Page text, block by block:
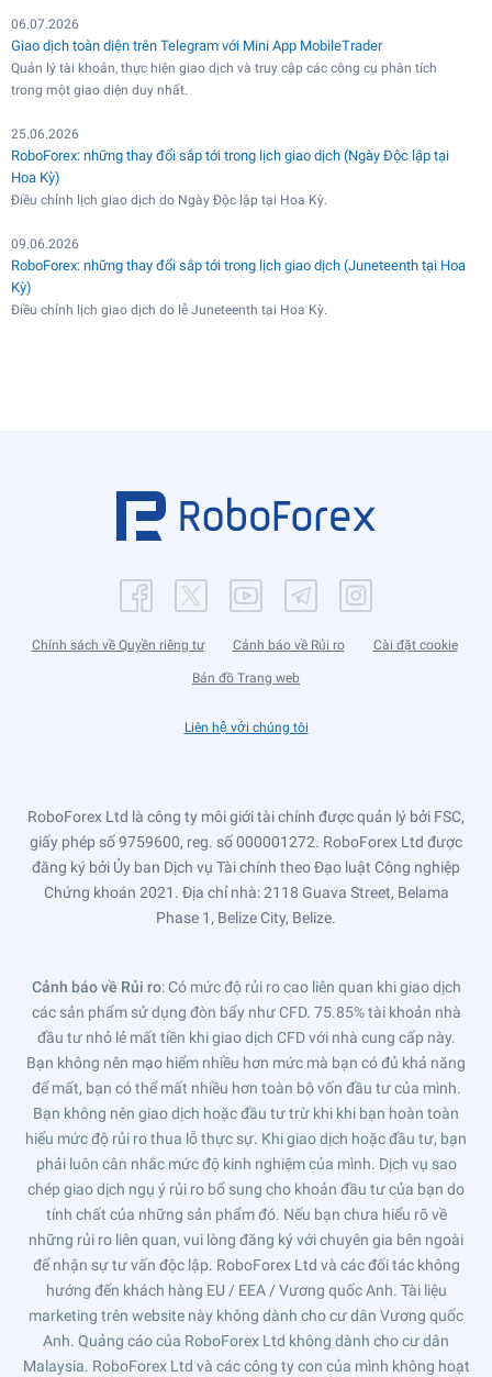
06.07.2026
Giao dịch toàn diện trên Telegram với Mini App MobileTrader
Quản lý tài khoản, thực hiện giao dịch và truy cập các công cụ phân tích
trong một giao diện duy nhất.
25.06.2026
RoboForex: những thay đổi sắp tới trong lịch giao dịch (Ngày Độc lập tại
Hoa Kỳ)
Điều chỉnh lịch giao dịch do Ngày Độc lập tại Hoa Kỳ.
09.06.2026
RoboForex: những thay đổi sắp tới trong lịch giao dịch (Juneteenth tại Hoa
Kỳ)
Điều chỉnh lịch giao dịch do lễ Juneteenth tại Hoa Kỳ.
Chính sách về Quyền riêng tư Cảnh báo về Rủi ro Cài đặt cookie
Bản đồ Trang web
Liên hệ với chúng tôi
RoboForex Ltd là công ty môi giới tài chính được quản lý bởi FSC,
giấy phép số 9759600, reg. số 000001272. RoboForex Ltd được
đăng ký bởi Ủy ban Dịch vụ Tài chính theo Đạo luật Công nghiệp
Chứng khoán 2021. Địa chỉ nhà: 2118 Guava Street, Belama
Phase 1, Belize City, Belize.
Cảnh báo về Rủi ro: Có mức độ rủi ro cao liên quan khi giao dịch
các sản phẩm sử dụng đòn bẩy như CFD. 75.85% tài khoản nhà
đầu tư nhỏ lẻ mất tiền khi giao dịch CFD với nhà cung cấp này.
Bạn không nên mạo hiểm nhiều hơn mức mà bạn có đủ khả năng
để mất, bạn có thể mất nhiều hơn toàn bộ vốn đầu tư của mình.
Bạn không nên giao dịch hoặc đầu tư trừ khi khi bạn hoàn toàn
hiểu mức độ rủi ro thua lỗ thực sự. Khi giao dịch hoặc đầu tư, bạn
phải luôn cân nhắc mức độ kinh nghiệm của mình. Dịch vụ sao
chép giao dịch ngụ ý rủi ro bổ sung cho khoản đầu tư của bạn do
tính chất của những sản phẩm đó. Nếu bạn chưa hiểu rõ về
những rủi ro liên quan, vui lòng đăng ký với chuyên gia bên ngoài
để nhận sự tư vấn độc lập. RoboForex Ltd và các đối tác không
hướng đến khách hàng EU / EEA / Vương quốc Anh. Tài liệu
marketing trên website này không dành cho cư dân Vương quốc
Anh. Quảng cáo của RoboForex Ltd không dành cho cư dân
Malaysia. RoboForex Ltd và các công ty con của mình không hoạt